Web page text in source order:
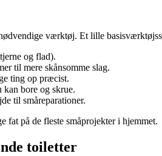
værktøj. Et lille
og flad).
til mere skånsomme slag.
ting op præcist.
kan bore og skrue.
til småreparationer.
fat på de fleste småprojekter i hjemmet.
toiletter